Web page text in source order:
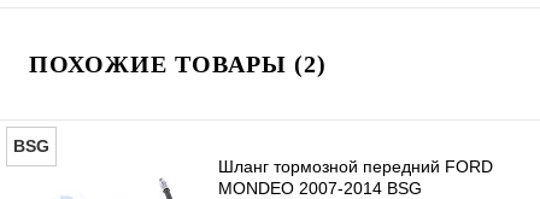
ПОХОЖИЕ ТОВАРЫ (2)
BSG
Шланг тормозной передний FORD
MONDEO 2007-2014 BSG